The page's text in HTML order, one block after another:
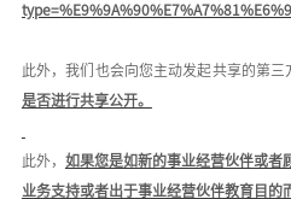
此外，我们也会向您主动发起共享的第三
是否进行共享公开。
此外， 如果您是如新的事业经营伙伴或者
业务支持或者出于事业经营伙伴教育目的